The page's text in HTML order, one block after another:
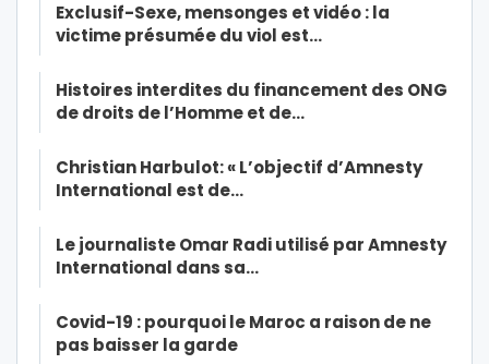
Exclusif-Sexe, mensonges et vidéo : la
victime présumée du viol est…
Histoires interdites du financement des ONG
de droits de l’Homme et de…
Christian Harbulot: « L’objectif d’Amnesty
International est de…
Le journaliste Omar Radi utilisé par Amnesty
International dans sa…
Covid-19 : pourquoi le Maroc a raison de ne
pas baisser la garde